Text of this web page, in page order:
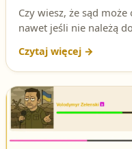
Czy wiesz, że sąd
nawet jeśli nie należą
Sprawdź swoją wiedzę
pistolet.org!